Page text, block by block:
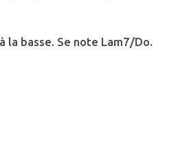
la basse. Se note Lam7/Do.